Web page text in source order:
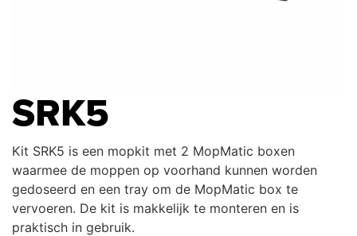
SRK5
Kit SRK5 is een mopkit met 2 MopMatic boxen
waarmee de moppen op voorhand kunnen worden
gedoseerd en een tray om de MopMatic box te
vervoeren. De kit is makkelijk te monteren en is
praktisch in gebruik.